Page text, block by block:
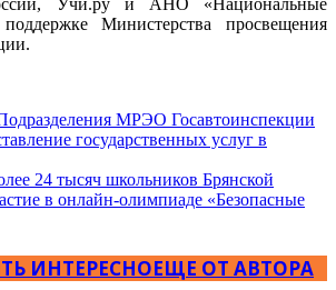
Учи.ру и АНО «Национальные
Министерства просвещения
МРЭО Госавтоинспекции
государственных услуг в
24 тысяч школьников Брянской
в онлайн-олимпиаде «Безопасные
ИНТЕРЕСНОЕЩЕ ОТ АВТОРА